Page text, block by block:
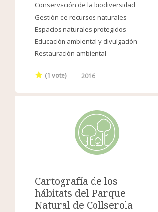
Conservación de la biodiversidad
Gestión de recursos naturales
Espacios naturales protegidos
Educación ambiental y divulgación
Restauración ambiental
(1 vote) 2016
Cartografía de los
hábitats del Parque
Natural de Collserola